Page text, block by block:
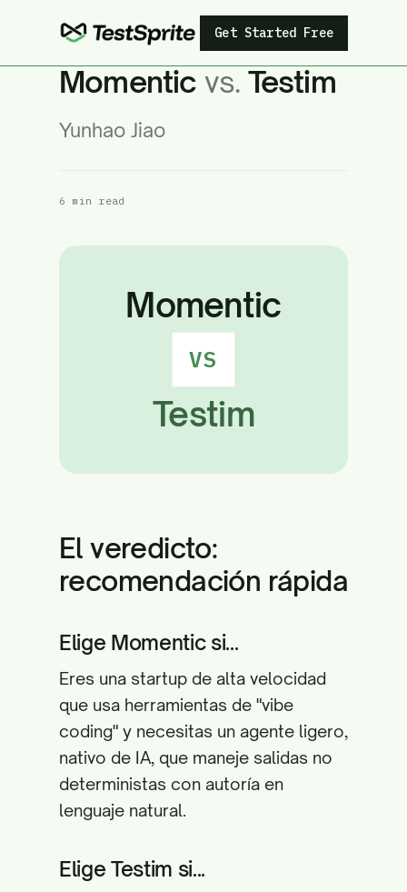
Get Started Free
Momentic vs. Testim
Yunhao Jiao
6 min read
Momentic
VS
Testim
El veredicto:
recomendación rápida
Elige Momentic si...
Eres una startup de alta velocidad
que usa herramientas de "vibe
coding" y necesitas un agente ligero,
nativo de IA, que maneje salidas no
deterministas con autoría en
lenguaje natural.
Elige Testim si...